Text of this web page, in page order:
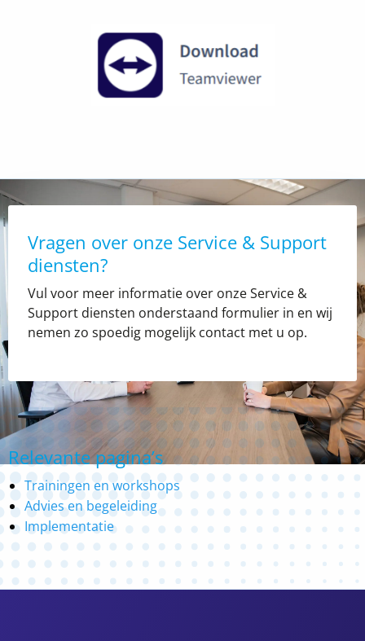
Vragen over onze Service & Support
diensten?
Vul voor meer informatie over onze Service &
Support diensten onderstaand formulier in en wij
nemen zo spoedig mogelijk contact met u op.
Relevante pagina’s
Trainingen en workshops
Advies en begeleiding
Implementatie